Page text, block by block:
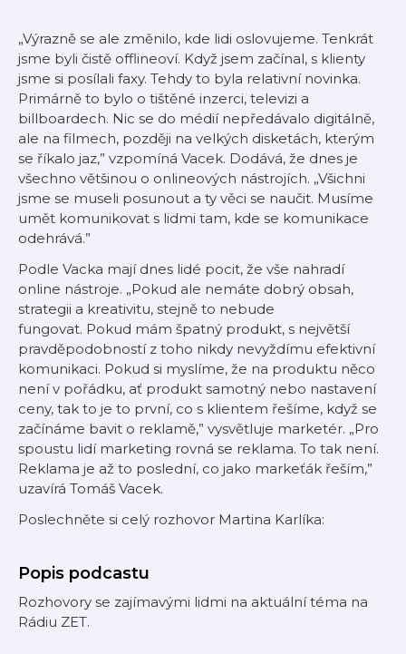
„Výrazně se ale změnilo, kde lidi oslovujeme. Tenkrát
jsme byli čistě offlineoví. Když jsem začínal, s klienty
jsme si posílali faxy. Tehdy to byla relativní novinka.
Primárně to bylo o tištěné inzerci, televizi a
billboardech. Nic se do médií nepředávalo digitálně,
ale na filmech, později na velkých disketách, kterým
se říkalo jaz,” vzpomíná Vacek. Dodává, že dnes je
všechno většinou o onlineových nástrojích. „Všichni
jsme se museli posunout a ty věci se naučit. Musíme
umět komunikovat s lidmi tam, kde se komunikace
odehrává.”
Podle Vacka mají dnes lidé pocit, že vše nahradí
online nástroje. „Pokud ale nemáte dobrý obsah,
strategii a kreativitu, stejně to nebude
fungovat. Pokud mám špatný produkt, s největší
pravděpodobností z toho nikdy nevyždímu efektivní
komunikaci. Pokud si myslíme, že na produktu něco
není v pořádku, ať produkt samotný nebo nastavení
ceny, tak to je to první, co s klientem řešíme, když se
začínáme bavit o reklamě,” vysvětluje marketér. „Pro
spoustu lidí marketing rovná se reklama. To tak není.
Reklama je až to poslední, co jako markeťák řeším,”
uzavírá Tomáš Vacek.
Poslechněte si celý rozhovor Martina Karlíka:
Popis podcastu
Rozhovory se zajímavými lidmi na aktuální téma na
Rádiu ZET.